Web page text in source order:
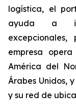
logística, el
ayuda a
empresa
América del
Árabes Unidos,
y su red de